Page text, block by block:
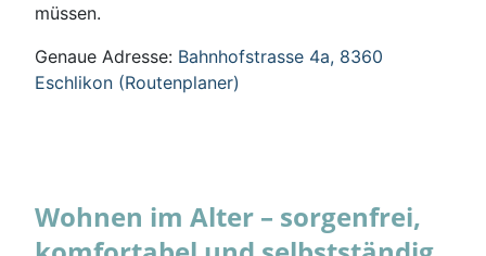
müssen.
Genaue Adresse: Bahnhofstrasse 4a, 8360
Eschlikon (Routenplaner)
Wohnen im Alter – sorgenfrei,